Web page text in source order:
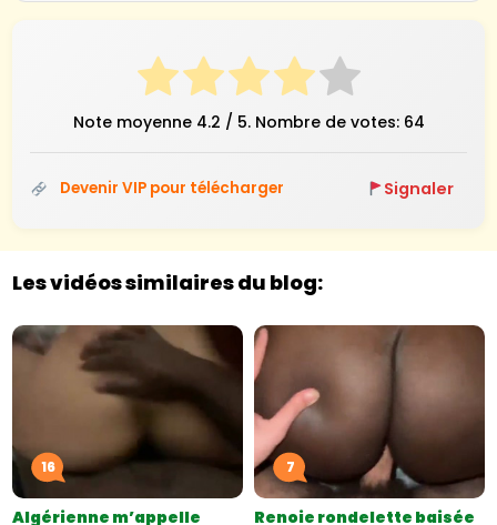
Note moyenne 4.2 / 5. Nombre de votes: 64
Devenir VIP pour télécharger Signaler
Les vidéos similaires du blog:
16
Algérienne m’appelle
7
Renoie rondelette baisée